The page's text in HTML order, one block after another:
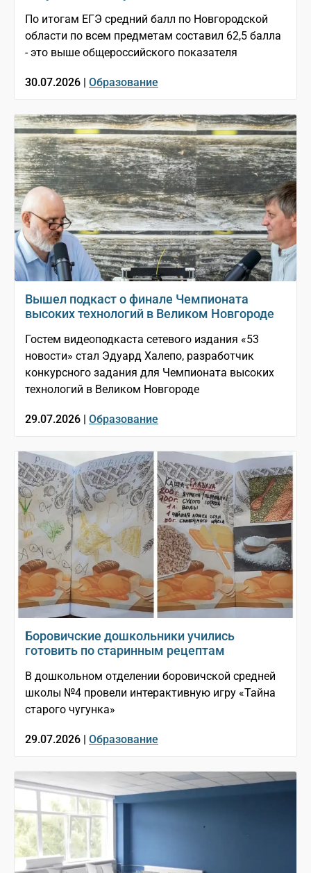
По итогам ЕГЭ средний балл по Новгородской
области по всем предметам составил 62,5 балла
- это выше общероссийского показателя
30.07.2026 | Образование
Вышел подкаст о финале Чемпионата
высоких технологий в Великом Новгороде
Гостем видеоподкаста сетевого издания «53
новости» стал Эдуард Халепо, разработчик
конкурсного задания для Чемпионата высоких
технологий в Великом Новгороде
29.07.2026 | Образование
Боровичские дошкольники учились
готовить по старинным рецептам
В дошкольном отделении боровичской средней
школы №4 провели интерактивную игру «Тайна
старого чугунка»
29.07.2026 | Образование